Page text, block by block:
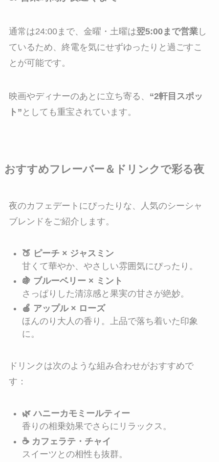
通常は24:00まで、金曜・土曜は翌5:00まで営業し
ているため、終電を気にせずゆったりと過ごすこ
とが可能です。
映画やディナーのあとに立ち寄る、 “2軒目スポッ
ト” としても重宝されています。
おすすめフレーバー＆ドリンクで彩る夜
夜のカフェデートにぴったりな、人気のシーシャ
ブレンドをご紹介します。
🍑 ピーチ × ジャスミン
甘くて華やか、やさしい雰囲気にぴったり。
🍇 ブルーベリー × ミント
さっぱりした清涼感と果実の甘さが絶妙。
🍎 アップル × ローズ
ほんのり大人の香り。上品で落ち着いた印象
に。
ドリンクは次のような組み合わせがおすすめで
す：
🌿 ハニーカモミールティー
香りの相乗効果でさらにリラックス。
☕ カフェラテ・チャイ
スイーツとの相性も抜群。